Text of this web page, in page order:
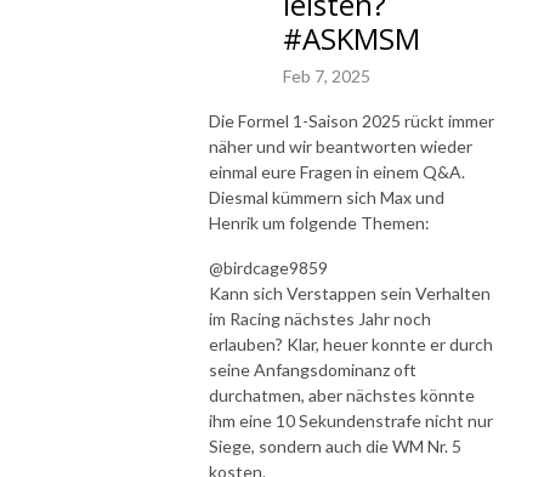
#ASKMSM
Feb 7, 2025
Die Formel 1-Saison 2025 rückt immer
näher und wir beantworten wieder
einmal eure Fragen in einem Q&A.
Diesmal kümmern sich Max und
Henrik um folgende Themen:
@birdcage9859
Kann sich Verstappen sein Verhalten
im Racing nächstes Jahr noch
erlauben? Klar, heuer konnte er durch
seine Anfangsdominanz oft
durchatmen, aber nächstes könnte
ihm eine 10 Sekundenstrafe nicht nur
Siege, sondern auch die WM Nr. 5
kosten.